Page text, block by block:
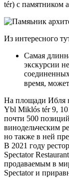
tér) с памятником
Из интересного
Самая
экскурсии
время,
На площади Ибля
Ybl Miklós tér 9,
почти 500
винодельческим
но также в ней
В 2021 году
Spectator
продаваемым в
Spectator и